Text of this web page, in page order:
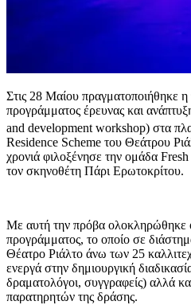
Στις 28 Μαίου πραγματοποιήθηκε
προγράμματος έρευνας και
and development workshop) στα
Residence Scheme του Θεάτρου
χρονιά φιλοξένησε την ομάδα
τον σκηνοθέτη Πάρι Ερωτοκρίτου.
Με αυτή την πρόβα ολοκληρώθηκε
προγράμματος, το οποίο σε
Θέατρο Ριάλτο άνω των 25
ενεργά στην δημιουργική
δραματολόγοι, συγγραφείς) αλλά
παρατηρητών της δράσης.